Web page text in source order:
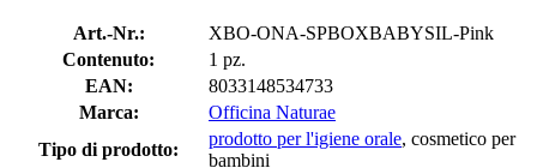
Art.-Nr.:
XBO-ONA-SPBOXBABYSIL-Pink
Contenuto:
1 pz.
EAN:
8033148534733
Marca:
Officina Naturae
Tipo di prodotto:
prodotto per l'igiene orale, cosmetico per
bambini